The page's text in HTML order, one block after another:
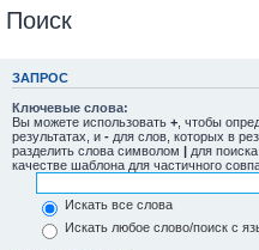
Поиск
ЗАПРОС
Ключевые слова:
Вы можете использовать + , чтобы
результатах, и - для слов, которых в
разделить слова символом | для
качестве шаблона для частичного
Искать все слова
Искать любое слово/поиск с